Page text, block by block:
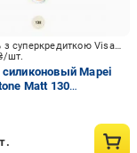
шт.
До -10% з суперкредиткою Visa Вигода
Mapei
Matt 130
жасмин 310 мл